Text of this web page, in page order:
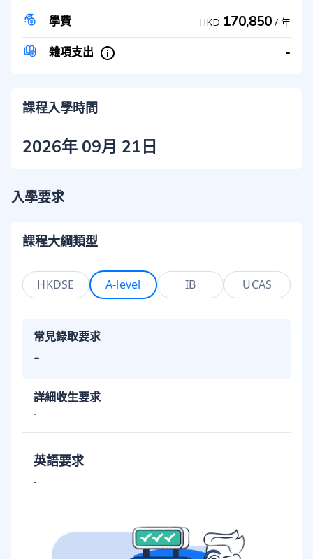
學費 HKD 170,850 / 年
雜項支出 -
課程入學時間
2026年 09月 21日
入學要求
課程大綱類型
HKDSE A-level IB UCAS
常見錄取要求
-
詳細收生要求
-
英語要求
-